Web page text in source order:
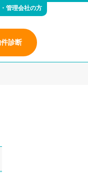
管理会社の方
診断